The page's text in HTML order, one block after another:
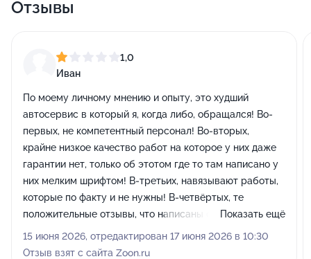
Отзывы
1,0
Иван
По моему личному мнению и опыту, это худший
автосервис в который я, когда либо, обращался! Во-
первых, не компетентный персонал! Во-вторых,
крайне низкое качество работ на которое у них даже
гарантии нет, только об этотом где то там написано у
них мелким шрифтом! В-третьих, навязывают работы,
которые по факту и не нужны! В-четвёртых, те
положительные отзывы, что написаны снизу, это
чистый накрут, чтобы перебить плохие отзывы,
которые идут практически подряд! Если вам дороги
Показать ещё
15 июня 2026, отредактирован 17 июня 2026 в 10:30
Отзыв взят с сайта Zoon.ru